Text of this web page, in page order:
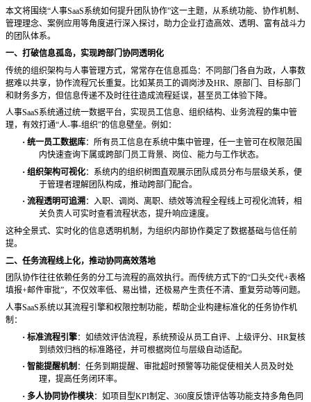
本文将围绕“人事SaaS系统如何提升团队协作”这一主题，从系统功能、协作机制、
管理理念、案例应用等角度进行深入探讨，助力企业打造高效、透明、富有战斗力
的团队体系。
一、打破信息孤岛，实现跨部门协同透明化
传统的组织架构与人事管理方式，常常存在信息孤岛：不同部门各自为政，人事数
据难以共享，协作流程冗长重复。比如某员工的调岗涉及HR、原部门、目标部门
和财务多方，但信息传递不及时往往造成流程延误，甚至员工体验下降。
人事SaaS系统通过统一数据平台，实现员工信息、组织结构、业务流程的集中管
理，有效打通“人-事-组织”的信息壁垒。例如：
· 统一员工数据库：所有员工信息在系统中集中管理，任一主管可在权限范围
内快速查询下属或跨部门员工背景、岗位、能力与工作状态。
· 组织架构可视化：系统内的组织树图直观展示团队成员分布与层级关系，便
于管理者理解团队构成，推动跨部门配合。
· 流程透明可追溯 ：入职、调岗、离职、绩效等流程全程线上可视化流转，相
关负责人可实时查看流程状态，提升响应速度。
这种全景式、实时化的信息透明机制，为组织内部协作奠定了数据基础与信任前
提。
二、任务流程线上化，推动协同高效落地
团队协作往往依赖任务的分工与流程的高效执行。而传统方式下的“口头交代+表格
填报+邮件审批”，不仅效率低、易出错，还极易产生责任不清、重复劳动等问题。
人事SaaS系统以其流程引擎和权限控制功能，帮助企业构建标准化的任务协作机
制：
· 标准流程引擎：如绩效评估流程，系统预设从员工自评、上级评分、 HR复核
到绩效归档的标准路径，并可根据岗位与层级自动适配。
· 智能提醒机制 ：任务到期提醒、审批超时预警等功能促使相关人员及时处
理，提高任务闭环率。
· 多人协同协作模块：如项目型KPI制定、360度反馈评估等功能支持多角色同